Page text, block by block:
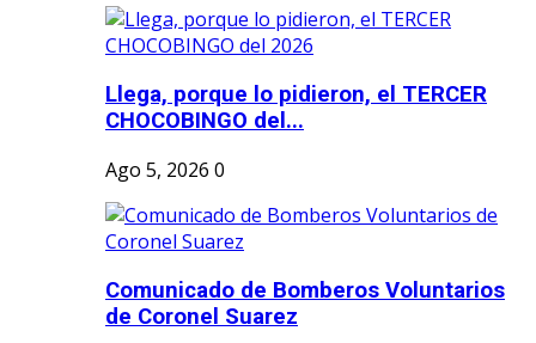
Llega, porque lo pidieron, el TERCER
CHOCOBINGO del...
Ago 5, 2026 0
Comunicado de Bomberos Voluntarios
de Coronel Suarez